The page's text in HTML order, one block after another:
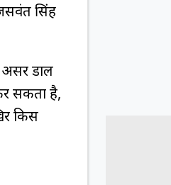
सिंह
असर डाल
सकता है,
किस